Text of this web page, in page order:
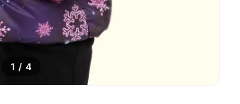
1 / 4